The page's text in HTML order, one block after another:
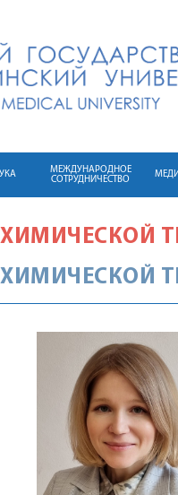
МЕЖДУНАРОДНОЕ
СОТРУДНИЧЕСТВО